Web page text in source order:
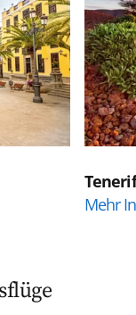
Mehr